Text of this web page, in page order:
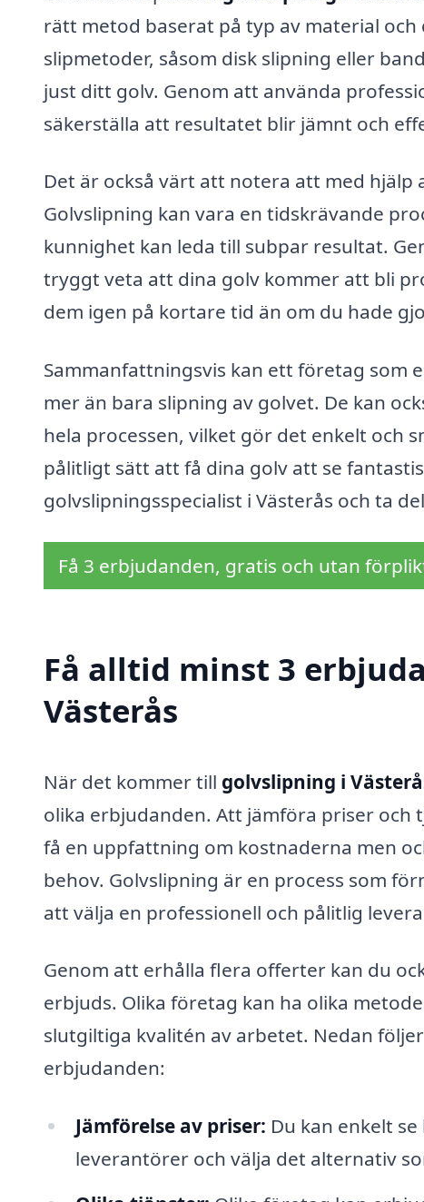
rätt metod baserat på typ av material
slipmetoder, såsom disk slipning eller
just ditt golv. Genom att använda
säkerställa att resultatet blir jämnt och
Det är också värt att notera att med hjälp
Golvslipning kan vara en tidskrävande
kunnighet kan leda till subpar resultat.
tryggt veta att dina golv kommer att bli
dem igen på kortare tid än om du hade
Sammanfattningsvis kan ett företag som
mer än bara slipning av golvet. De kan
hela processen, vilket gör det enkelt och
pålitligt sätt att få dina golv att se
golvslipningsspecialist i Västerås och ta
Få 3 erbjudanden, gratis och utan
Få alltid minst 3
Västerås
När det kommer till golvslipning i
olika erbjudanden. Att jämföra priser
få en uppfattning om kostnaderna men
behov. Golvslipning är en process som
att välja en professionell och pålitlig
Genom att erhålla flera offerter kan du
erbjuds. Olika företag kan ha olika
slutgiltiga kvalitén av arbetet. Nedan
erbjudanden:
Jämförelse av priser: Du kan enkelt
leverantörer och välja det alternativ